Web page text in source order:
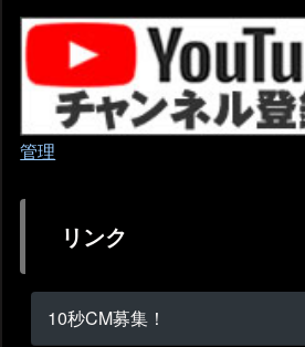
管理
リンク
10秒CM募集！